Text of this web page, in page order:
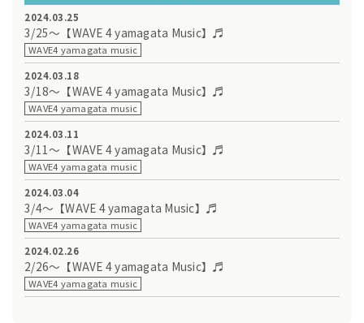
2024.03.25
3/25～【WAVE 4 yamagata Music】♬
WAVE4 yamagata music
2024.03.18
3/18～【WAVE 4 yamagata Music】♬
WAVE4 yamagata music
2024.03.11
3/11～【WAVE 4 yamagata Music】♬
WAVE4 yamagata music
2024.03.04
3/4～【WAVE 4 yamagata Music】♬
WAVE4 yamagata music
2024.02.26
2/26～【WAVE 4 yamagata Music】♬
WAVE4 yamagata music